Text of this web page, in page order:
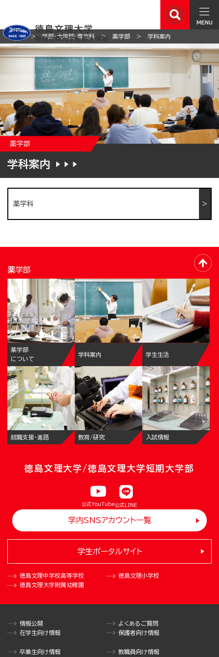
MENU
ホーム 学部・大学院・専攻科 薬学部 学科案内
薬学部
学科案内
薬学科
薬学部
薬学部
について
学科案内 学生生活
就職支援・進路 教育/研究 入試情報
徳島文理大学/徳島文理大学短期大学部
公式YouTube公式LINE
学内SNSアカウント一覧
徳島文理中学校高等学校
徳島文理小学校
徳島文理大学附属幼稚園
学生ポータルサイト
情報公開
よくあるご質問
在学生向け情報
保護者向け情報
卒業生向け情報 教職員向け情報